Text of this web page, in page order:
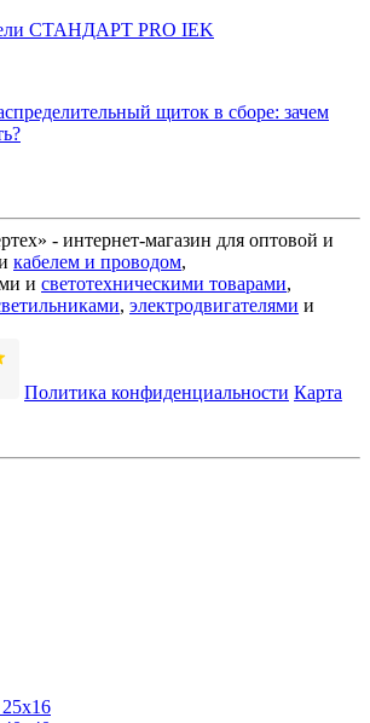
СТАНДАРТ PRO IEK
щиток в сборе: зачем
- интернет-магазин для оптовой и
кабелем и проводом,
и светотехническими товарами,
, электродвигателями и
Политика конфиденциальности Карта